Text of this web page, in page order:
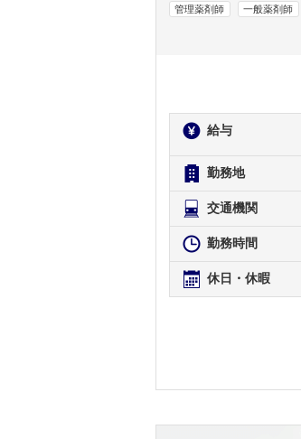
管理薬剤師 一般薬剤師
給与
勤務地
交通機関
勤務時間
休日・休暇